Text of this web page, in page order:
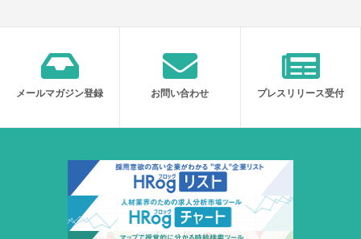
メールマガジン登録 お問い合わせ プレスリリース受付